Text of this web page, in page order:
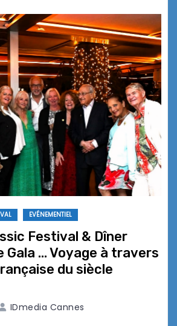
EVÉNEMENTIEL
Festival & Dîner
Gala … Voyage à travers
du siècle
IDmedia Cannes